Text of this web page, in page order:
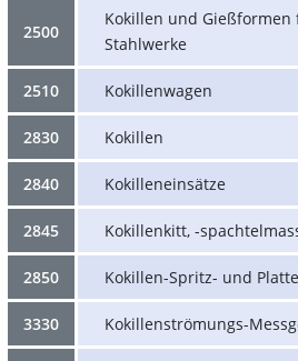
2500
Kokillen und Gießformen
Stahlwerke
2510 Kokillenwagen
2830 Kokillen
2840 Kokilleneinsätze
2845 Kokillenkitt, -
2850 Kokillen-Spritz- und
3330 Kokillenströmungs-